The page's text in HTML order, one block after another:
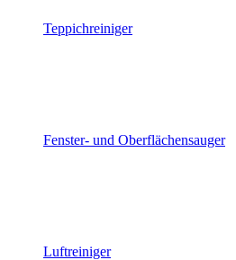
Teppichreiniger
Fenster- und Oberflächensauger
Luftreiniger